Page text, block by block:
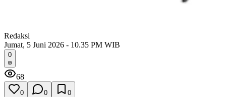
Redaksi
Jumat, 5 Juni 2026 - 10.35 PM WIB
0
68
0 0 0